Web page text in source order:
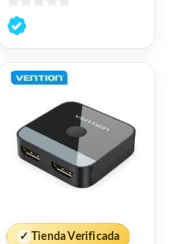
0
de
✓ Tienda Verificada